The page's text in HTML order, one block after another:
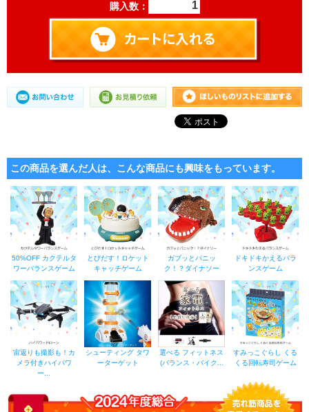
購入数：
この商品を選んだ人は、こんな商品にも興味をもっています。
50%OFF カクテルタ
ワーバランスゲーム
とびだす！ロケット
キャッチゲーム
ガブッとパニッ
ク！？ダイナソー
ドキドキかえるバラ
ンスゲーム
宙返りも撮影も！カ
メラ付きハイパワ
ー...
シューティング タワ
ーターゲット
選べる フィットネス
(バランス・バイク...
すみっこぐらし くる
くる回転寿司ゲーム